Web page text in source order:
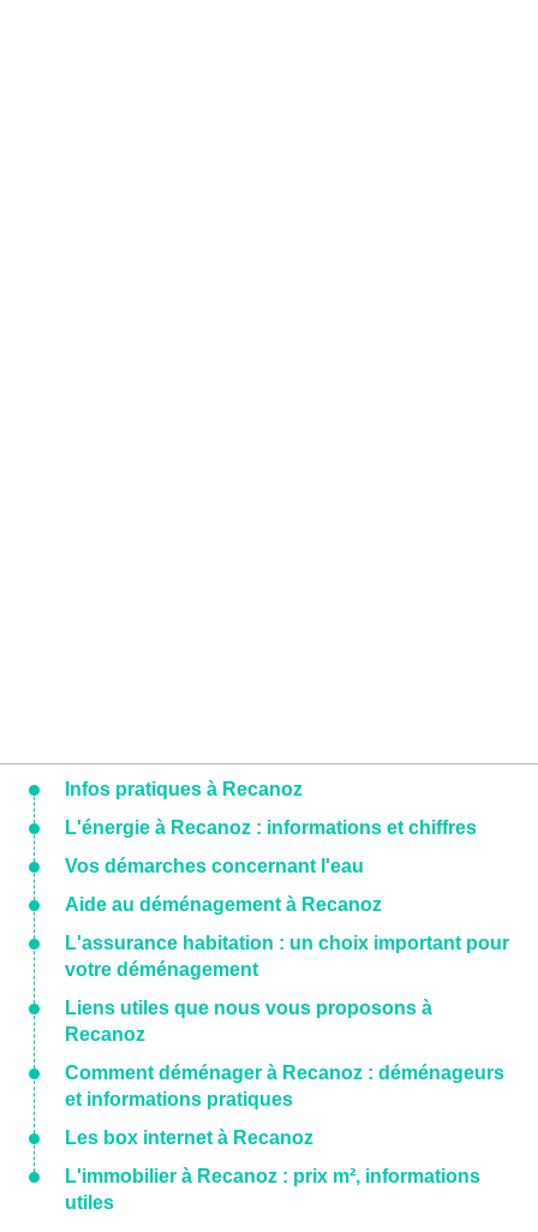
Infos pratiques à Recanoz
L'énergie à Recanoz : informations et chiffres
Vos démarches concernant l'eau
Aide au déménagement à Recanoz
L'assurance habitation : un choix important pour
votre déménagement
Liens utiles que nous vous proposons à
Recanoz
Comment déménager à Recanoz : déménageurs
et informations pratiques
Les box internet à Recanoz
L'immobilier à Recanoz : prix m², informations
utiles